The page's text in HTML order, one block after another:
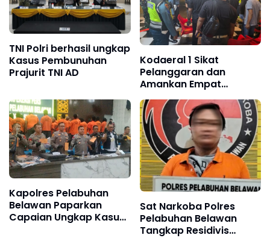
TNI Polri berhasil ungkap
Kasus Pembunuhan
Prajurit TNI AD
Kodaeral 1 Sikat
Pelanggaran dan
Amankan Empat
Senjata Tajam
Kapolres Pelabuhan
Belawan Paparkan
Capaian Ungkap Kasus,
Sat Narkoba Polres
Pelabuhan Belawan
Tangkap Residivis